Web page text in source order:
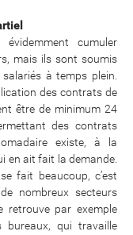
cumuler
mais ils sont soumis
à temps plein.
des contrats de
être de minimum 24
des contrats
existe, à la
en ait fait la demande.
fait beaucoup, c’est
nombreux secteurs
retrouve par exemple
bureaux, qui travaille